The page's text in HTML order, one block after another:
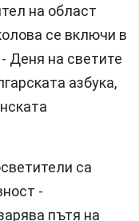
на област
се включи в
Деня на светите
азбука,
са
-
пътя на